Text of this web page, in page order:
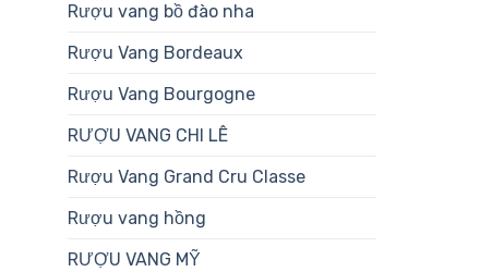
Rượu vang bồ đào nha
Rượu Vang Bordeaux
Rượu Vang Bourgogne
RƯỢU VANG CHI LÊ
Rượu Vang Grand Cru Classe
Rượu vang hồng
RƯỢU VANG MỸ